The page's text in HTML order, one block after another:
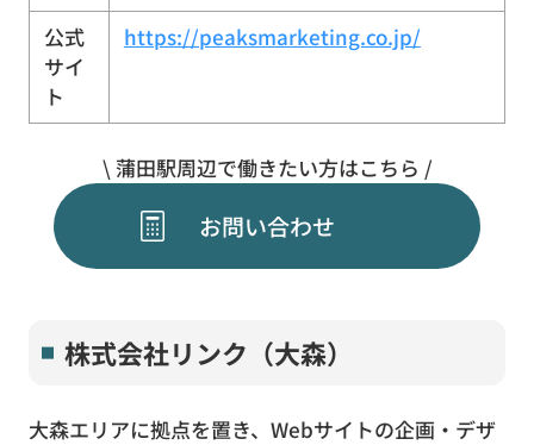
公式
サイ
ト
https://peaksmarketing.co.jp/
\ 蒲田駅周辺で働きたい方はこちら /
お問い合わせ
株式会社リンク（大森）
大森エリアに拠点を置き、Webサイトの企画・デザ